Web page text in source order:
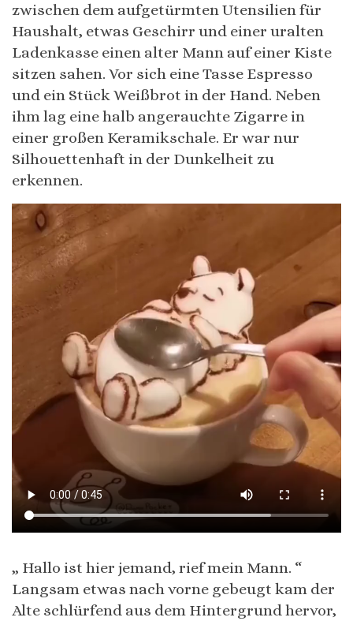
zwischen dem aufgetürmten Utensilien für
Haushalt, etwas Geschirr und einer uralten
Ladenkasse einen alter Mann auf einer Kiste
sitzen sahen. Vor sich eine Tasse Espresso
und ein Stück Weißbrot in der Hand. Neben
ihm lag eine halb angerauchte Zigarre in
einer großen Keramikschale. Er war nur
Silhouettenhaft in der Dunkelheit zu
erkennen.
„ Hallo ist hier jemand, rief mein Mann. “
Langsam etwas nach vorne gebeugt kam der
Alte schlürfend aus dem Hintergrund hervor,